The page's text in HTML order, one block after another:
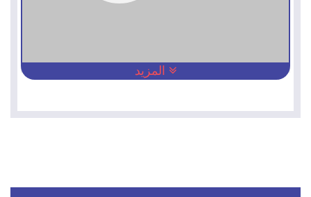
المزيد